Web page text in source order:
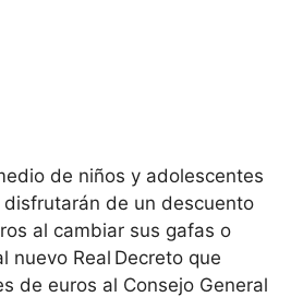
de niños y adolescentes
de un descuento
al cambiar sus gafas o
nuevo Real Decreto que
de euros al Consejo General